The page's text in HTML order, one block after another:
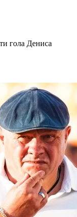
гола Дениса